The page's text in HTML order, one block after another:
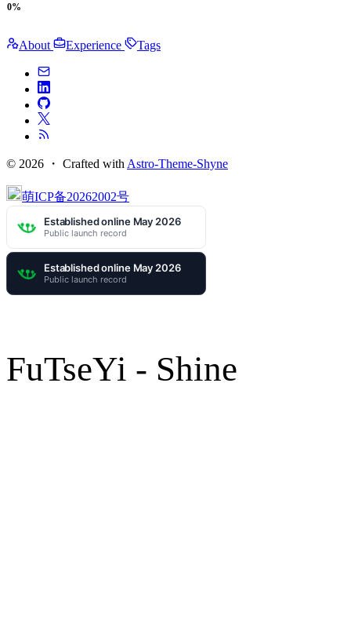
0%
About Experience Tags
© 2026 ・ Crafted withAstro-Theme-Shyne
萌ICP备20262002号
FuTseYi - Shine